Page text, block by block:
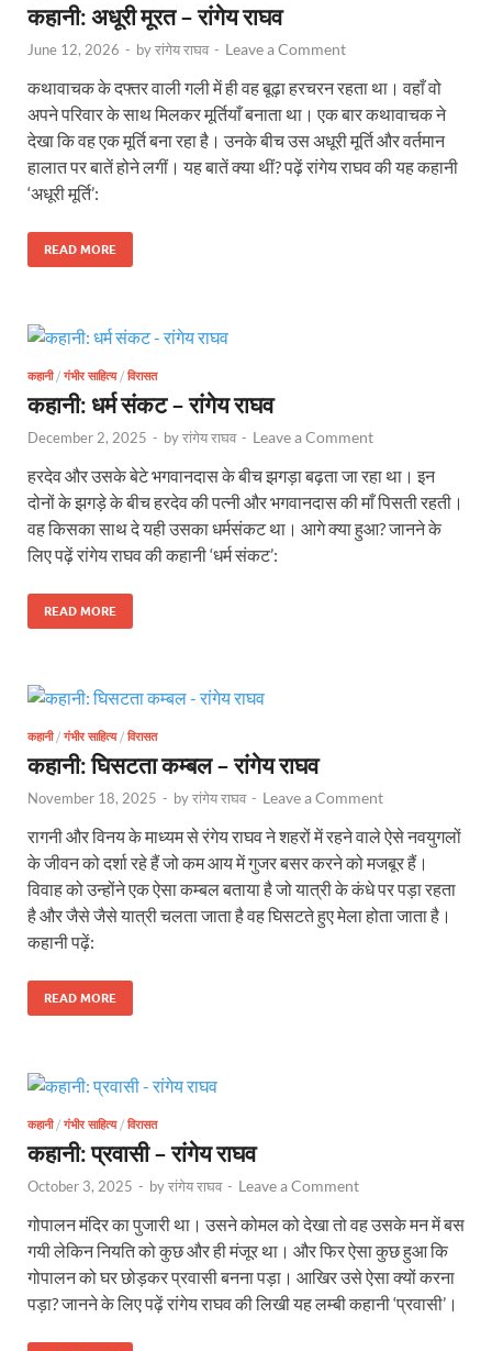
कहानी: अधूरी मूरत – रांगेय राघव
June 12, 2026 - byरांगेय राघव - Leave a Comment
कथावाचक के दफ्तर वाली गली में ही वह बूढ़ा हरचरन रहता था। वहाँ वो
अपने परिवार के साथ मिलकर मूर्तियाँ बनाता था। एक बार कथावाचक ने
देखा कि वह एक मूर्ति बना रहा है। उनके बीच उस अधूरी मूर्ति और वर्तमान
हालात पर बातें होने लगीं। यह बातें क्या थीं? पढ़ें रांगेय राघव की यह कहानी
‘अधूरी मूर्ति’:
READ MORE
कहानी/ गंभीर साहित्य/ विरासत
कहानी: धर्म संकट – रांगेय राघव
December 2, 2025 - byरांगेय राघव - Leave a Comment
हरदेव और उसके बेटे भगवानदास के बीच झगड़ा बढ़ता जा रहा था। इन
दोनों के झगड़े के बीच हरदेव की पत्नी और भगवानदास की माँ पिसती रहती।
वह किसका साथ दे यही उसका धर्मसंकट था। आगे क्या हुआ? जानने के
लिए पढ़ें रांगेय राघव की कहानी ‘धर्म संकट’:
READ MORE
कहानी/ गंभीर साहित्य/ विरासत
कहानी: घिसटता कम्बल – रांगेय राघव
November 18, 2025 - byरांगेय राघव - Leave a Comment
रागनी और विनय के माध्यम से रंगेय राघव ने शहरों में रहने वाले ऐसे नवयुगलों
के जीवन को दर्शा रहे हैं जो कम आय में गुजर बसर करने को मजबूर हैं।
विवाह को उन्होंने एक ऐसा कम्बल बताया है जो यात्री के कंधे पर पड़ा रहता
है और जैसे जैसे यात्री चलता जाता है वह घिसटते हुए मेला होता जाता है।
कहानी पढ़ें:
READ MORE
कहानी/ गंभीर साहित्य/ विरासत
कहानी: प्रवासी – रांगेय राघव
October 3, 2025 - byरांगेय राघव - Leave a Comment
गोपालन मंदिर का पुजारी था। उसने कोमल को देखा तो वह उसके मन में बस
गयी लेकिन नियति को कुछ और ही मंजूर था। और फिर ऐसा कुछ हुआ कि
गोपालन को घर छोड़कर प्रवासी बनना पड़ा। आखिर उसे ऐसा क्यों करना
पड़ा? जानने के लिए पढ़ें रांगेय राघव की लिखी यह लम्बी कहानी ‘प्रवासी’।